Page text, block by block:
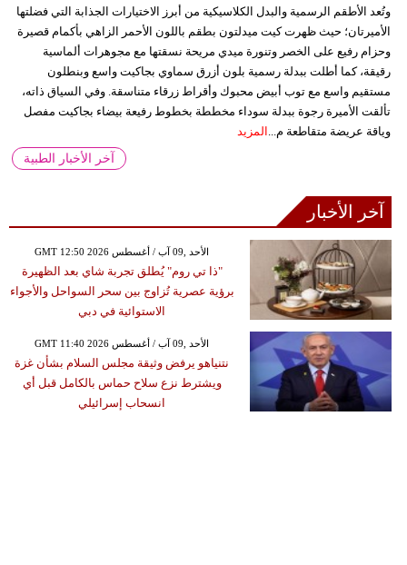
وتُعد الأطقم الرسمية والبدل الكلاسيكية من أبرز الاختيارات الجذابة التي فضلتها
الأميرتان؛ حيث ظهرت كيت ميدلتون بطقم باللون الأحمر الزاهي بأكمام قصيرة
وحزام رفيع على الخصر وتنورة ميدي مريحة نسقتها مع مجوهرات ألماسية
رقيقة، كما أطلت ببدلة رسمية بلون أزرق سماوي بجاكيت واسع وبنطلون
مستقيم واسع مع توب أبيض محبوك وأقراط زرقاء متناسقة. وفي السياق ذاته،
تألقت الأميرة رجوة ببدلة سوداء مخططة بخطوط رفيعة بيضاء بجاكيت مفصل
وياقة عريضة متقاطعة م...
المزيد
آخر الأخبار الطبية
آخر الأخبار
GMT 12:50 2026 الأحد ,09 آب / أغسطس
"ذا تي روم" يُطلق تجربة شاي بعد الظهيرة
برؤية عصرية تُزاوج بين سحر السواحل والأجواء
الاستوائية في دبي
GMT 11:40 2026 الأحد ,09 آب / أغسطس
نتنياهو يرفض وثيقة مجلس السلام بشأن غزة
ويشترط نزع سلاح حماس بالكامل قبل أي
انسحاب إسرائيلي